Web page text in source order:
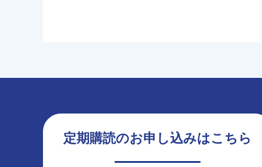
定期購読のお申し込みはこちら